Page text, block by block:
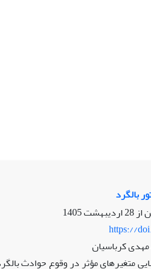
بالگرد
از28 اردیبهشت 1405
https://
مهدی کرباسیان
مؤثر در وقوع حوادث